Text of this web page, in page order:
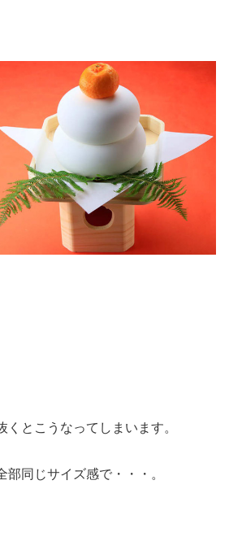
くとこうなってしまいます。
同じサイズ感で・・・。